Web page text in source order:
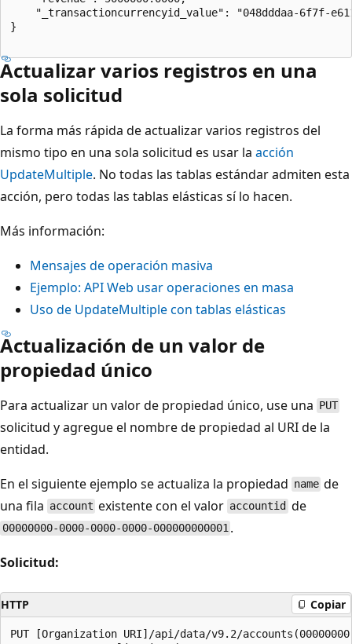
"_transactioncurrencyid_value": "048dddaa-6f7f-
}
Actualizar varios registros en una
sola solicitud
La forma más rápida de actualizar varios registros del
mismo tipo en una sola solicitud es usar la acción
UpdateMultiple. No todas las tablas estándar admiten esta
acción, pero todas las tablas elásticas sí lo hacen.
Más información:
Mensajes de operación masiva
Ejemplo: API Web usar operaciones en masa
Uso de UpdateMultiple con tablas elásticas
Actualización de un valor de
propiedad único
Para actualizar un valor de propiedad único, use una PUT
solicitud y agregue el nombre de propiedad al URI de la
entidad.
En el siguiente ejemplo se actualiza la propiedad name de
una fila account existente con el valor accountid de
00000000-0000-0000-0000-000000000001 .
Solicitud:
HTTP Copiar
PUT [Organization URI]/api/data/v9.2/